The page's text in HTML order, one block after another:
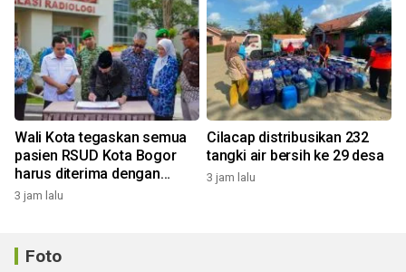
Wali Kota tegaskan semua
pasien RSUD Kota Bogor
harus diterima dengan
profesional
3 jam lalu
Cilacap distribusikan 232
tangki air bersih ke 29 desa
3 jam lalu
Foto